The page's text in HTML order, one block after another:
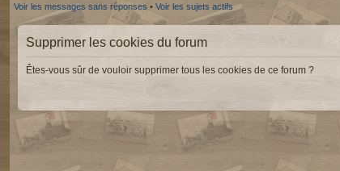
Voir les messages sans réponses • Voir les sujets actifs
Supprimer les cookies du forum
Êtes-vous sûr de vouloir supprimer tous les cookies de ce forum ?